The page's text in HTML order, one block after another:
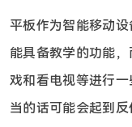
平板作为智能移动
能具备教学的功能
戏和看电视等进行
当的话可能会起到